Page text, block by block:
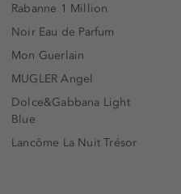
Rabanne 1 Million
Noir Eau de Parfum
Mon Guerlain
MUGLER Angel
Dolce&Gabbana Light
Blue
Lancôme La Nuit Trésor